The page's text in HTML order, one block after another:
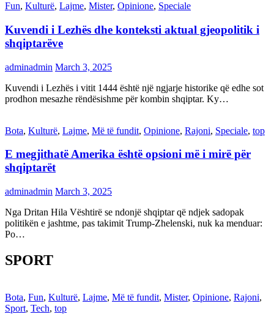
Fun, Kulturë, Lajme, Mister, Opinione, Speciale
Kuvendi i Lezhës dhe konteksti aktual gjeopolitik i
shqiptarëve
adminadmin March 3, 2025
Kuvendi i Lezhës i vitit 1444 është një ngjarje historike që edhe sot
prodhon mesazhe rëndësishme për kombin shqiptar. Ky…
Bota, Kulturë, Lajme, Më të fundit, Opinione, Rajoni, Speciale, top
E megjithatë Amerika është opsioni më i mirë për
shqiptarët
adminadmin March 3, 2025
Nga Dritan Hila Vështirë se ndonjë shqiptar që ndjek sadopak
politikën e jashtme, pas takimit Trump-Zhelenski, nuk ka menduar:
Po…
SPORT
Bota, Fun, Kulturë, Lajme, Më të fundit, Mister, Opinione, Rajoni,
Sport, Tech, top